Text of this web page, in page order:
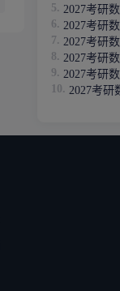
2027考研
2027考研
2027考研
2027考研
2027考研
2027考研